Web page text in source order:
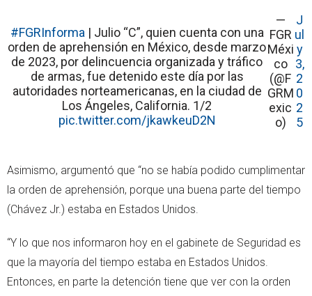
#FGRInforma| Julio “C”, quien cuenta con una
orden de aprehensión en México, desde marzo
de 2023, por delincuencia organizada y tráfico
de armas, fue detenido este día por las
autoridades norteamericanas, en la ciudad de
Los Ángeles, California. 1/2
pic.twitter.com/jkawkeuD2N
—
FGR
Méxi
co
(@F
GRM
exic
o)
J
ul
y
3,
2
0
2
5
Asimismo, argumentó que “no se había podido cumplimentar
la orden de aprehensión, porque una buena parte del tiempo
(Chávez Jr.) estaba en Estados Unidos.
“Y lo que nos informaron hoy en el gabinete de Seguridad es
que la mayoría del tiempo estaba en Estados Unidos.
Entonces, en parte la detención tiene que ver con la orden